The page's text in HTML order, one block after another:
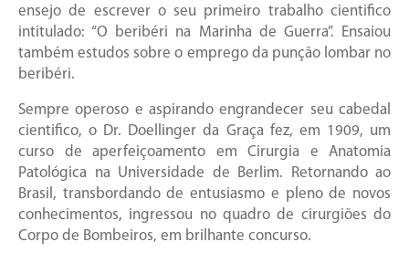
ensejo de escrever o seu primeiro trabalho cientifico
intitulado: “O beribéri na Marinha de Guerra”. Ensaiou
também estudos sobre o emprego da punção lombar no
beribéri.
Sempre operoso e aspirando engrandecer seu cabedal
cientifico, o Dr. Doellinger da Graça fez, em 1909, um
curso de aperfeiçoamento em Cirurgia e Anatomia
Patológica na Universidade de Berlim. Retornando ao
Brasil, transbordando de entusiasmo e pleno de novos
conhecimentos, ingressou no quadro de cirurgiões do
Corpo de Bombeiros, em brilhante concurso.